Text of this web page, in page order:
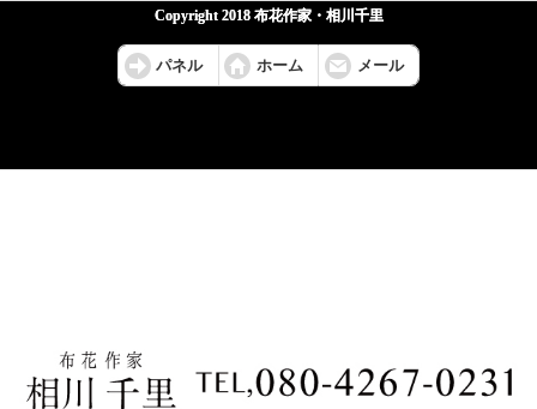
Copyright 2018 布花作家・相川千里
パネル ホーム メール